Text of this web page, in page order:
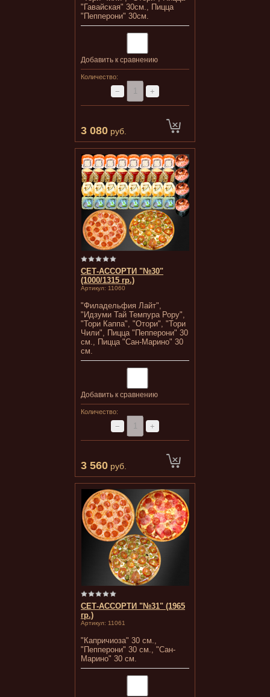
"Гавайская" 30см., Пицца
"Пепперони" 30см.
Добавить к сравнению
Количество:
− +
3 080 руб.
СЕТ-АССОРТИ "№30"
(1000/1315 гр.)
Артикул: 11060
"Филадельфия Лайт",
"Идзуми Тай Темпура Рору",
"Тори Каппа", "Отори", "Тори
Чили", Пицца "Пепперони" 30
см., Пицца "Сан-Марино" 30
см.
Добавить к сравнению
Количество:
− +
3 560 руб.
СЕТ-АССОРТИ "№31" (1965
гр.)
Артикул: 11061
"Капричиоза" 30 см.,
"Пепперони" 30 см., "Сан-
Марино" 30 см.